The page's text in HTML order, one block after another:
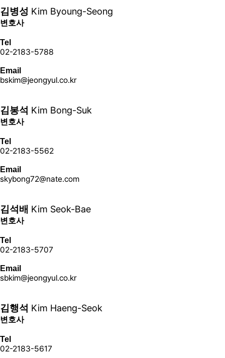
김병성 Kim Byoung-Seong
변호사
Tel
02-2183-5788
Email
bskim@jeongyul.co.kr
김봉석 Kim Bong-Suk
변호사
Tel
02-2183-5562
Email
skybong72@nate.com
김석배 Kim Seok-Bae
변호사
Tel
02-2183-5707
Email
sbkim@jeongyul.co.kr
김행석 Kim Haeng-Seok
변호사
Tel
02-2183-5617